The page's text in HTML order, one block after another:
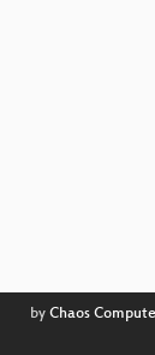
by Chaos